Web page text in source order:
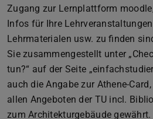
Zugang zur Lernplattform
Infos für Ihre
Lehrmaterialen usw. zu finden
Sie zusammengestellt unter
tun?“ auf der Seite
auch die Angabe zur Athene-
allen Angeboten der TU incl.
zum Architekturgebäude gewährt.